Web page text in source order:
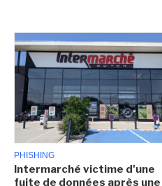
PHISHING
Intermarché victime d'une
fuite de données après une